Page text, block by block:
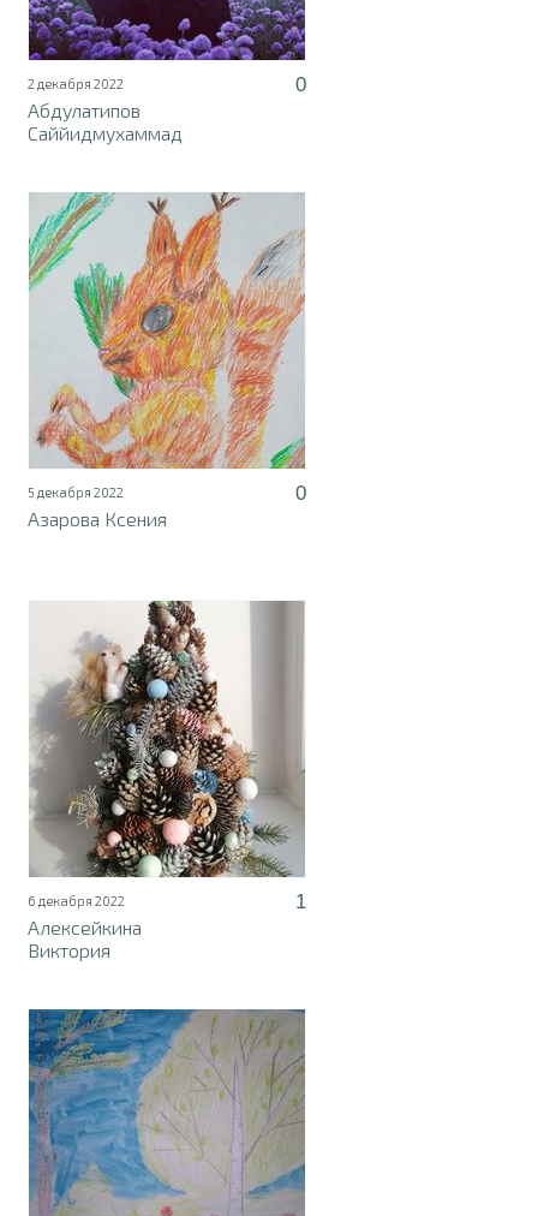
2 декабря 2022
0
Абдулатипов
Саййидмухаммад
5 декабря 2022
0
Азарова Ксения
6 декабря 2022
1
Алексейкина
Виктория